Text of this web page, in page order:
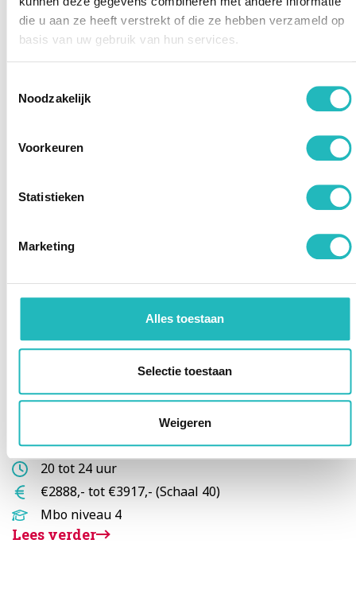
die u aan ze heeft verstrekt of die ze hebben verzameld op
basis van uw gebruik van hun services.
Noodzakelijk
Voorkeuren
Statistieken
Marketing
Alles toestaan
Selectie toestaan
Weigeren
Standplaats
Ede
Doelgroep
Volwassenen
Woonzorgmedewerker
Doelgroep
Volwassenen
uur
Salaris
Medewerker begeleiding
Doelgroep
Volwassenen
Aantal
uur
20 tot 24 uur
Salaris€2888,- tot €3917,- (Schaal 40)
Opleidingsniveau
Mbo niveau 4
Lees verder